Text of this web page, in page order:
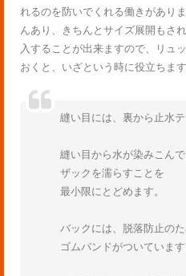
れるのを防いでくれる働きがあり
んあり、きちんとサイズ展開もさ
入することが出来ますので、リュ
おくと、いざという時に役立ちます
縫い目には、裏から止水
縫い目から水が染みこんで
ザックを濡らすことを
最小限にとどめます。
バックには、脱落防止の
ゴムバンドがついています